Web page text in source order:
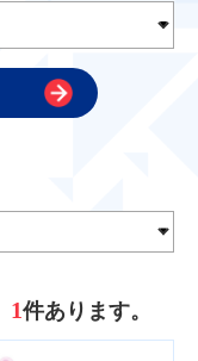
1件あります。